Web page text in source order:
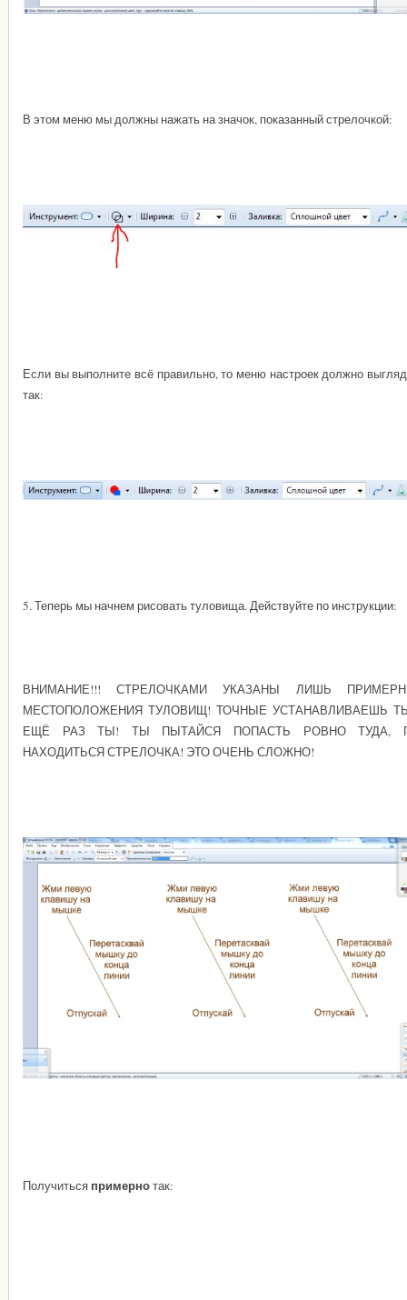
В этом меню мы должны нажать на значок, показанный стрелочкой:
Если вы выполните всё правильно, то меню настроек должно
так:
5. Теперь мы начнем рисовать туловища. Действуйте по инструкции:
ВНИМАНИЕ!!! СТРЕЛОЧКАМИ УКАЗАНЫ ЛИШЬ
МЕСТОПОЛОЖЕНИЯ ТУЛОВИЩ! ТОЧНЫЕ УСТАНАВЛИВАЕШЬ
ЕЩЁ РАЗ ТЫ! ТЫ ПЫТАЙСЯ ПОПАСТЬ РОВНО ТУДА,
НАХОДИТЬСЯ СТРЕЛОЧКА! ЭТО ОЧЕНЬ СЛОЖНО!
Получиться примернотак: